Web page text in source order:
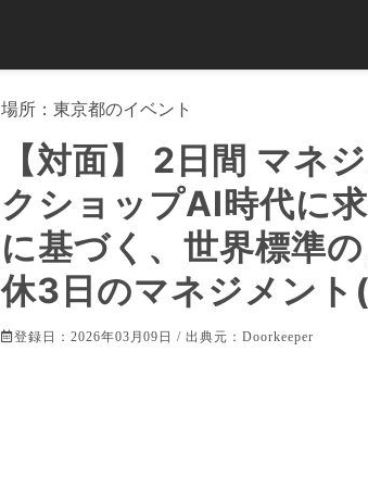
場所： 東京都のイベント
【対面】 2日間 マネ
クショップAI時代に
に基づく、世界標準
休3日のマネジメント
登録日：2026年03月09日 / 出典元：Doorkeeper